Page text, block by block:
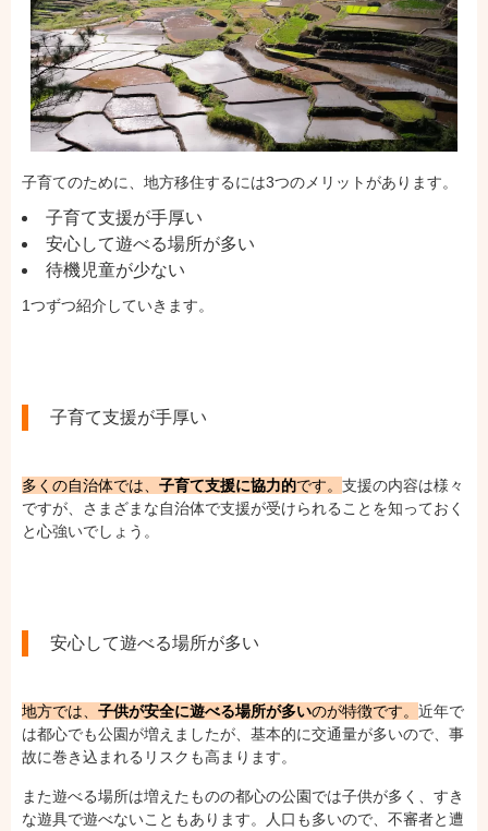
子育てのために、地方移住するには3つのメリットがあります。
子育て支援が手厚い
安心して遊べる場所が多い
待機児童が少ない
1つずつ紹介していきます。
子育て支援が手厚い
多くの自治体では、 子育て支援に協力的です。 支援の内容は様々
ですが、さまざまな自治体で支援が受けられることを知っておく
と心強いでしょう。
安心して遊べる場所が多い
地方では、 子供が安全に遊べる場所が多いのが特徴です。 近年で
は都心でも公園が増えましたが、基本的に交通量が多いので、事
故に巻き込まれるリスクも高まります。
また遊べる場所は増えたものの都心の公園では子供が多く、すき
な遊具で遊べないこともあります。人口も多いので、不審者と遭